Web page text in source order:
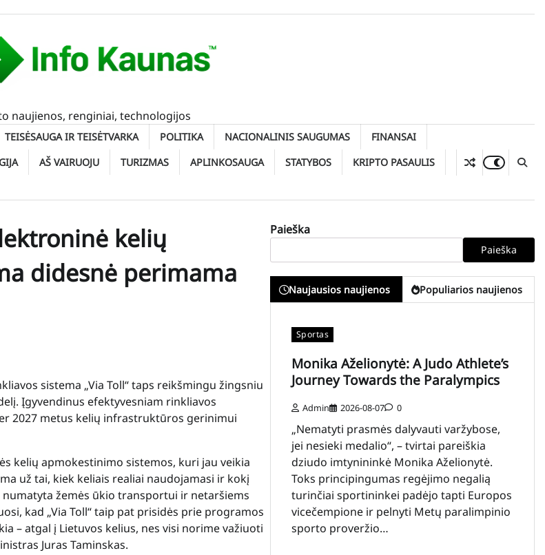
naujienos, renginiai, technologijos
TEISĖSAUGA IR TEISĖTVARKA POLITIKA NACIONALINIS SAUGUMAS
FINANSAI
AŠ VAIRUOJU TURIZMAS APLINKOSAUGA STATYBOS
KRIPTO PASAULIS
kelių
didesnė perimama
sistema „Via Toll“ taps reikšmingu žingsniu
Įgyvendinus efektyvesniam rinkliavos
2027 metus kelių infrastruktūros gerinimui
kelių apmokestinimo sistemos, kuri jau veikia
už tai, kiek keliais realiai naudojamasi ir kokį
žemės ūkio transportui ir netaršiems
kad „Via Toll“ taip pat prisidės prie programos
– atgal į Lietuvos kelius, nes visi norime važiuoti
Juras Taminskas.
Paieška
Paieška
Naujausios naujienos Populiarios naujienos
Sportas
Monika Aželionytė: A Judo Athlete’s
Journey Towards the Paralympics
Admin 2026-08-07 0
„Nematyti prasmės dalyvauti varžybose,
jei nesieki medalio“, – tvirtai pareiškia
dziudo imtynininkė Monika Aželionytė.
Toks principingumas regėjimo negalią
turinčiai sportininkei padėjo tapti Europos
vicečempione ir pelnyti Metų paralimpinio
sporto proveržio…